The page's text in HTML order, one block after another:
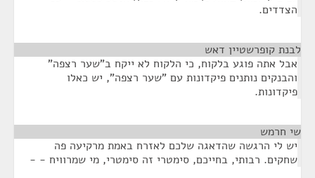
הצדדים.
לבנת קופרשטיין דאש
אבל אתה פוגע בלקוח, כי הלקוח לא ייקח ב"שער רצפה"
והבנקים נותנים פיקדונות עם "שער רצפה", יש כאלו
פיקדונות.
שי חרמש
יש לי הרגשה שהדאגה שלכם לאזרח באמת מרקיעה פה
שחקים. רבותי, בחייכם, סימטרי זה סימטרי, מי שמרוויח - -